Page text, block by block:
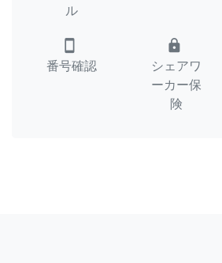
ル
smartphone
番号確認
lock
シェアワ
ーカー保
険